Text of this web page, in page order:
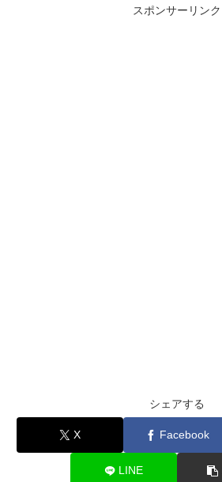
スポンサーリンク
シェアする
X Facebook
LINE